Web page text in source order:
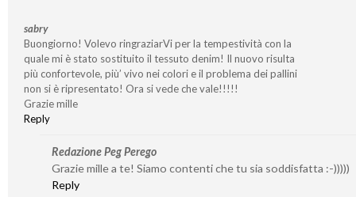
sabry
Buongiorno! Volevo ringraziarVi per la tempestività con la
quale mi è stato sostituito il tessuto denim! Il nuovo risulta
più confortevole, più’ vivo nei colori e il problema dei pallini
non si è ripresentato! Ora si vede che vale!!!!!
Grazie mille
Reply
Redazione Peg Perego
Grazie mille a te! Siamo contenti che tu sia soddisfatta :-)))))
Reply